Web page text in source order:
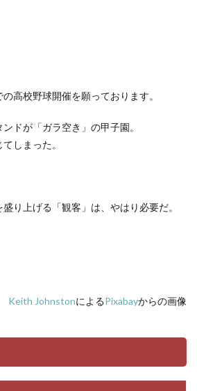
高校野球開催を願っております。
ドが「ガラ空き」の甲子園。
しまった。
り上げる「観客」は、やはり必要だ。
Keith JohnstonによるPixabayからの画像